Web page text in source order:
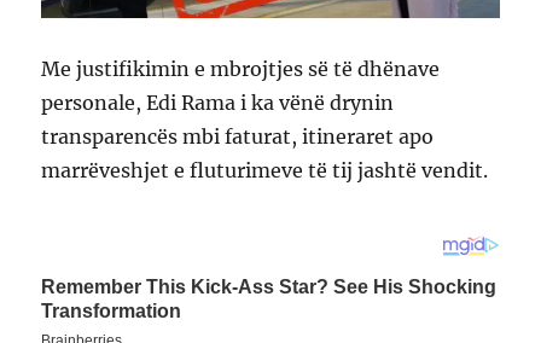
Me justifikimin e mbrojtjes së të dhënave
personale, Edi Rama i ka vënë drynin
transparencës mbi faturat, itineraret apo
marrëveshjet e fluturimeve të tij jashtë vendit.